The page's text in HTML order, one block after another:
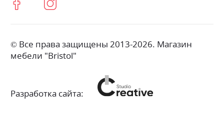
© Все права защищены 2013-2026. Магазин
мебели "Bristol"
Разработка сайта: